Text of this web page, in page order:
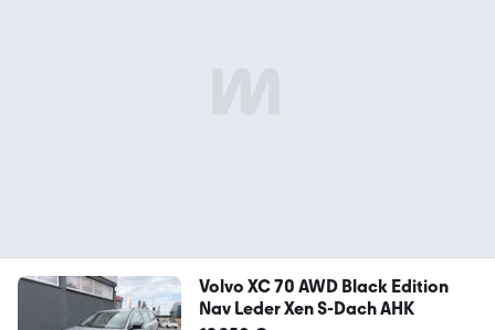
Volvo XC 70 AWD Black Edition
Nav Leder Xen S-Dach AHK